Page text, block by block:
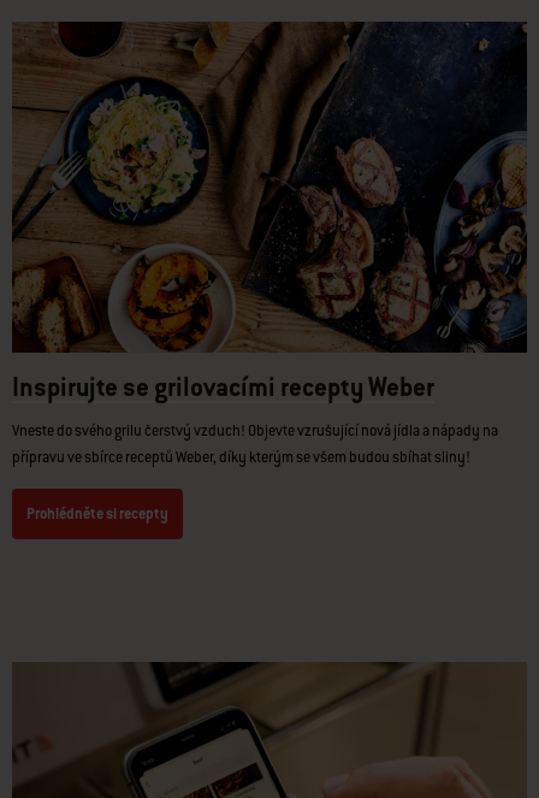
Inspirujte se grilovacími recepty Weber
Vneste do svého grilu čerstvý vzduch! Objevte vzrušující nová jídla a nápady na
přípravu ve sbírce receptů Weber, díky kterým se všem budou sbíhat sliny!
Prohlédněte si recepty